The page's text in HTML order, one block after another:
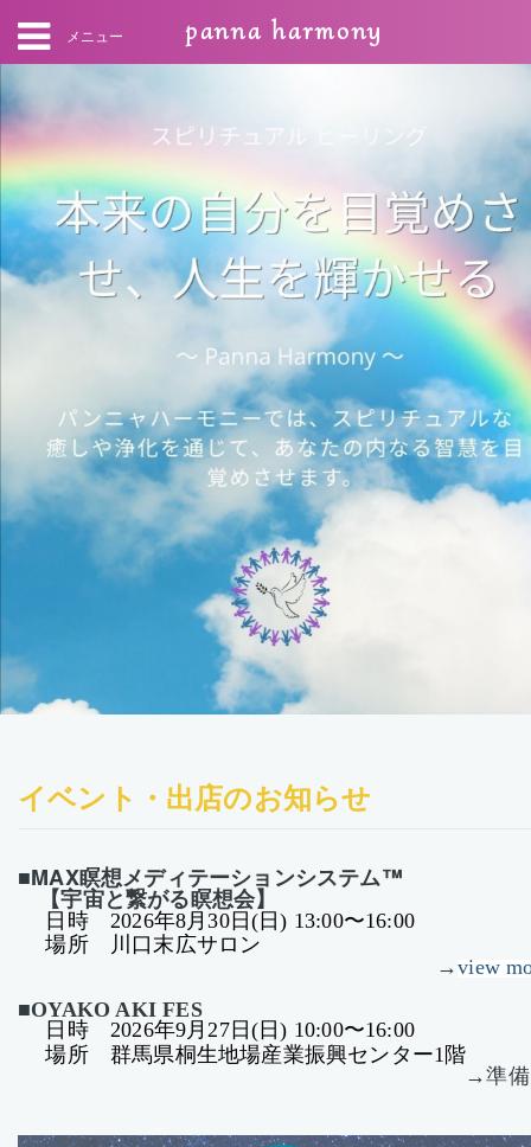
メニュー panna harmony
イベント・出店のお知らせ
■MAX瞑想メディテーションシステム™
【宇宙と繋がる瞑想会】
日時 2026年8月30日(日) 13:00〜16:00
場所 川口末広サロン
→view
■OYAKO AKI FES
日時2026年9月27日(日) 10:00〜16:00
場所 群馬県桐生地場産業振興センター1階
→準